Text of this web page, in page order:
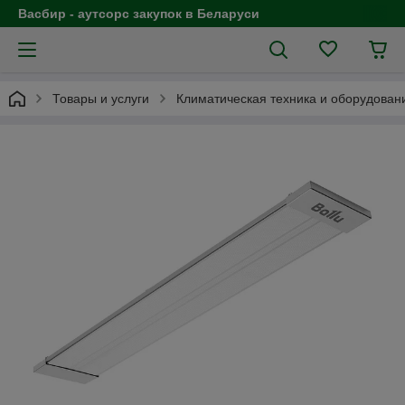
Васбир - аутсорс закупок в Беларуси
Товары и услуги Климатическая техника и